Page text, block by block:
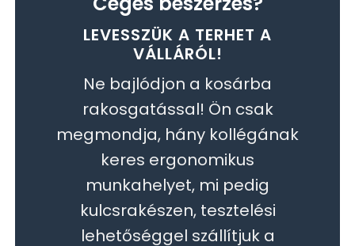
LEVESSZÜK A TERHET A
VÁLLÁRÓL!
Ne bajlódjon a kosárba
rakosgatással! Ön csak
megmondja, hány kollégának
keres ergonomikus
munkahelyet, mi pedig
kulcsrakészen, tesztelési
lehetőséggel szállítjuk a